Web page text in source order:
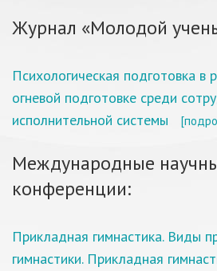
Журнал «Молодой
Психологическая подготовка в
огневой подготовке среди
исполнительной системы
Международные
конференции:
Прикладная гимнастика. Виды
гимнастики. Прикладная